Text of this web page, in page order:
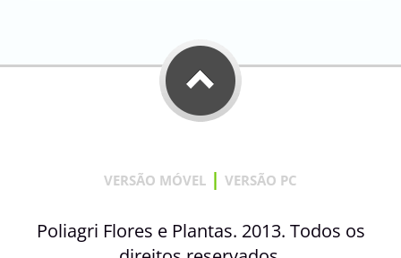
VERSÃO MÓVEL | VERSÃO PC
Poliagri Flores e Plantas. 2013. Todos os